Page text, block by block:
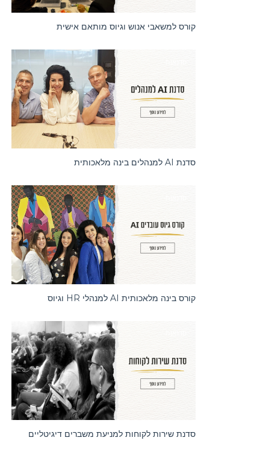
קורס למשאבי אנוש וגיוס מותאם אישית
סדנת AI למנהלים בינה מלאכותית
קורס בינה מלאכותית AI למנהלי HR וגיוס
סדנת שירות לקוחות למניעת משברים דיגיטליים